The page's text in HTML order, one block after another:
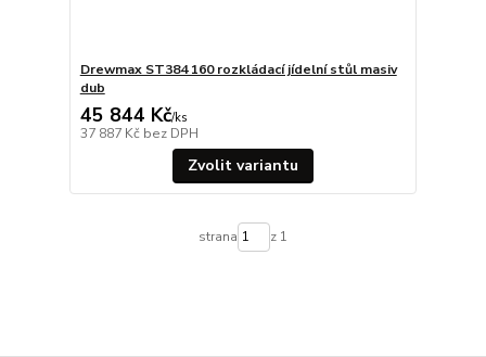
Drewmax ST384 160 rozkládací jídelní stůl masiv
dub
45 844 Kč/ks
37 887 Kč bez DPH
Zvolit variantu
strana z 1